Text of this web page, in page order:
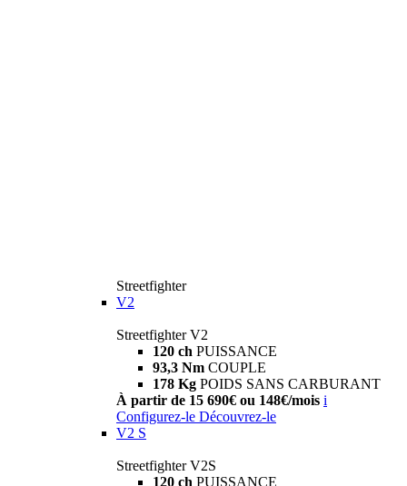
Streetfighter
V2
Streetfighter V2
120 ch PUISSANCE
93,3 Nm COUPLE
178 Kg POIDS SANS CARBURANT
À partir de 15 690€ ou 148€/mois i
Configurez-le Découvrez-le
V2 S
Streetfighter V2S
120 ch PUISSANCE